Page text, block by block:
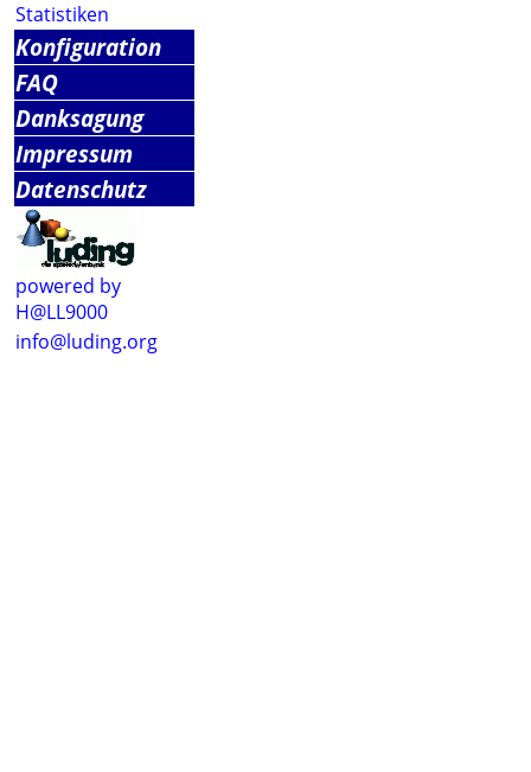
Statistiken
Konfiguration
FAQ
Danksagung
Impressum
Datenschutz
powered by
H@LL9000
info@luding.org